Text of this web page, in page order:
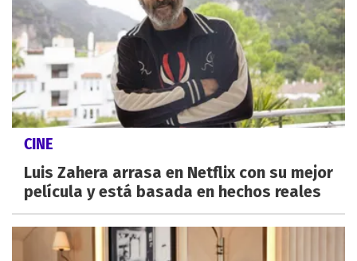
CINE
Luis Zahera arrasa en Netflix con su mejor
película y está basada en hechos reales